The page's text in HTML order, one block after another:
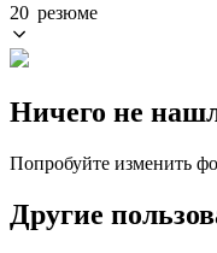
20 резюме
Ничего не
Попробуйте изменить
Другие